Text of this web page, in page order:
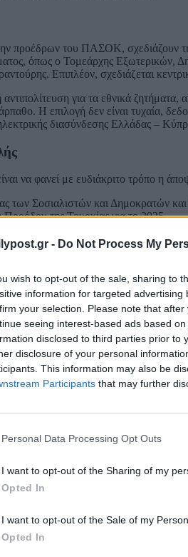
- Do Not Process My
wish to opt-out of the sale, sharing to
information for targeted
your selection. Please note that
seeing interest-based ads based
disclosed to third parties prior to
disclosure of your personal
This information may also be
Participants that may further
Personal Data Processing Opt Outs
I want to opt-out of the Sharing of my
Opted In
I want to opt-out of the Sale of my
Opted In
προέδρων του ΠΑΣΟΚ, σχεδιάζουν
όπως ο Τομεάρχης Εξωτερικών,
Επιπλέον, σχεδιάζεται
για τα εθνικά
Η επιλογή δεν είναι τυχαία,
διασύνδεσης Ελλάδας –
να φανεί με ευδιάκριτο τρόπο η
των Σοσιαλιστών και Δημοκρατών
της Τουρκίας για το 2025.
εναντίον της Τουρκίας
βούλιαξαν την Γαλάζια
επένδυσε επιπόλαια στον
Κατρίνης είχε ασκήσει επίσης
συνεργασία της Τουρκίας με τη